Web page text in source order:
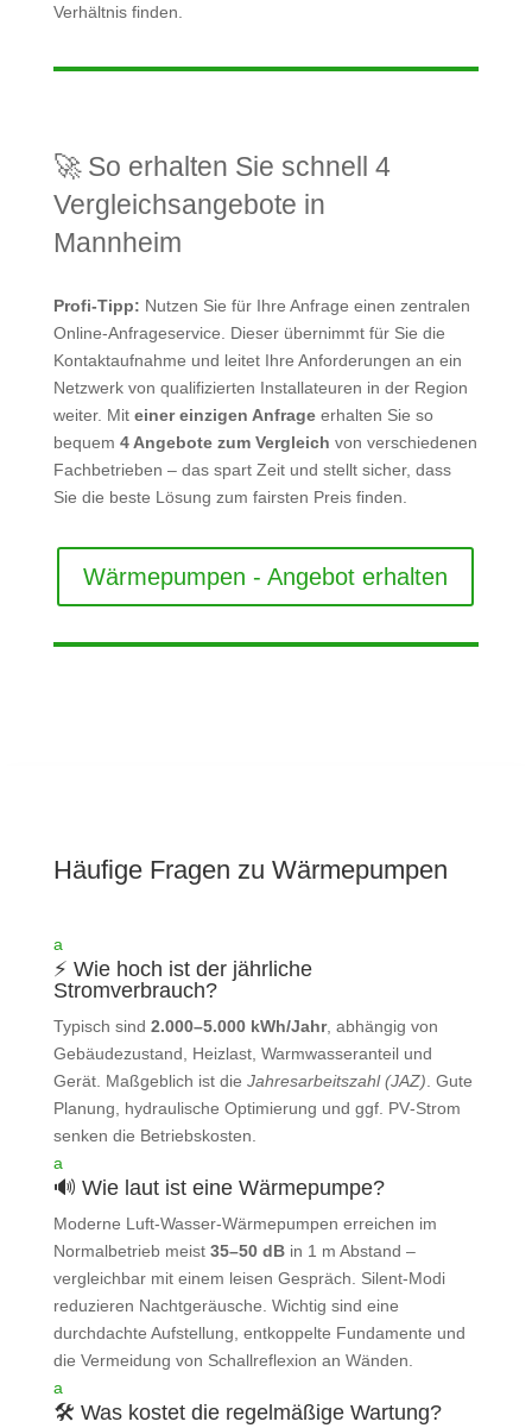
Verhältnis finden.
🚀 So erhalten Sie schnell 4
Vergleichsangebote in
Mannheim
Profi-Tipp: Nutzen Sie für Ihre Anfrage einen zentralen
Online-Anfrageservice. Dieser übernimmt für Sie die
Kontaktaufnahme und leitet Ihre Anforderungen an ein
Netzwerk von qualifizierten Installateuren in der Region
weiter. Mit einer einzigen Anfrageerhalten Sie so
bequem 4 Angebote zum Vergleich von verschiedenen
Fachbetrieben – das spart Zeit und stellt sicher, dass
Sie die beste Lösung zum fairsten Preis finden.
Wärmepumpen - Angebot erhalten
Häufige Fragen zu Wärmepumpen
a
⚡ Wie hoch ist der jährliche
Stromverbrauch?
Typisch sind 2.000–5.000 kWh/Jahr, abhängig von
Gebäudezustand, Heizlast, Warmwasseranteil und
Gerät. Maßgeblich ist die Jahresarbeitszahl (JAZ) . Gute
Planung, hydraulische Optimierung und ggf. PV‑Strom
senken die Betriebskosten.
a
🔊 Wie laut ist eine Wärmepumpe?
Moderne Luft‑Wasser‑Wärmepumpen erreichen im
Normalbetrieb meist 35–50 dBin 1 m Abstand –
vergleichbar mit einem leisen Gespräch. Silent‑Modi
reduzieren Nachtgeräusche. Wichtig sind eine
durchdachte Aufstellung, entkoppelte Fundamente und
die Vermeidung von Schallreflexion an Wänden.
a
🛠️ Was kostet die regelmäßige Wartung?